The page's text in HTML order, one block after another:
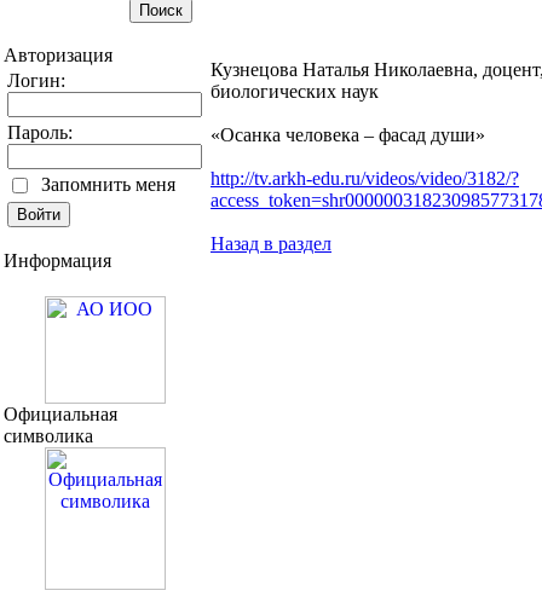
Авторизация
Логин:
Пароль:
Запомнить меня
Информация
Официальная
символика
Кузнецова Наталья Николаевна,
биологических наук
«Осанка человека – фасад души»
http://tv.arkh-edu.ru/videos/video/3182/?
Назад в раздел